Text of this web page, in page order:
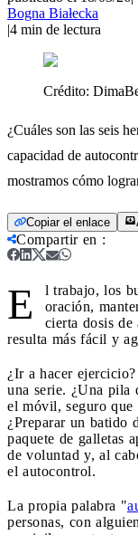
Bogna Białecka
|4 min de lectura
Crédito:
¿Cuáles son las seis
capacidad de
mostramos cómo
Copiar el enlace
Compartir en :
E
l trabajo, los
oración,
cierta dosis
resulta más fácil y
¿Ir a hacer
una serie. ¿Una pila
el móvil, seguro que
¿Preparar un batido
paquete de galletas
de voluntad y, al
el autocontrol.
La propia palabra "
personas, con